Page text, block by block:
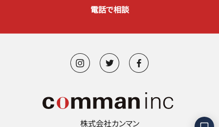
電話で相談
株式会社カンマン